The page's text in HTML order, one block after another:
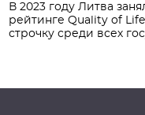
В 2023 году Литва
рейтинге Quality of
строчку среди всех